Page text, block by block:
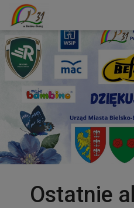
Ostatnie